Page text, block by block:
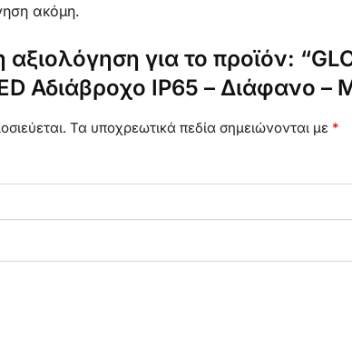
ακόμη.
για το προϊόν:
Αδιάβροχο IP65 – Διάφανο
Τα υποχρεωτικά πεδία σημειώνονται με *